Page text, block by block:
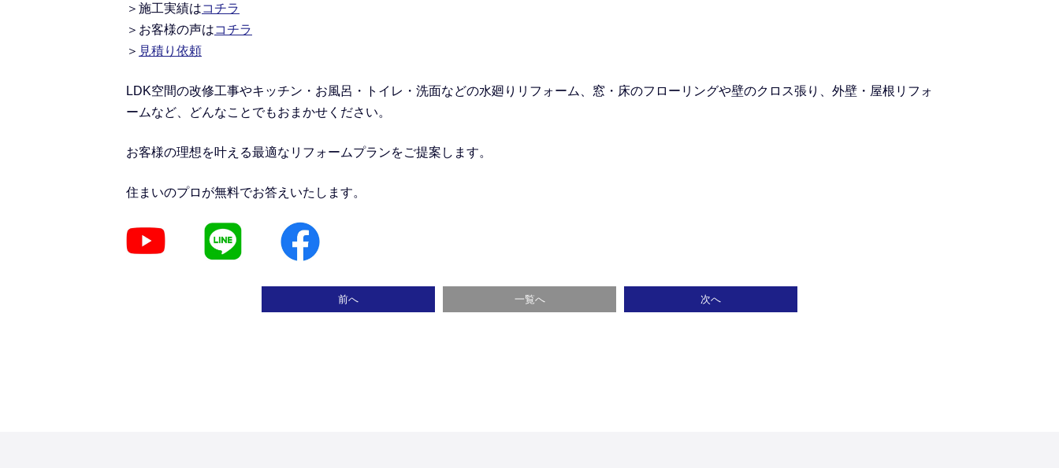
＞施工実績はコチラ
＞ お客様の声はコチラ
＞ 見積り依頼
LDK空間の改修工事やキッチン・お風呂・トイレ・洗面などの水廻りリフォーム
、窓・床のフローリングや壁のクロス張り、外壁・屋根リフォ
ームなど、どんなことでもおまかせください。
お客様の理想を叶える最適なリフォームプランをご提案します。
住まいのプロが無料でお答えいたします。
前へ 一覧へ 次へ